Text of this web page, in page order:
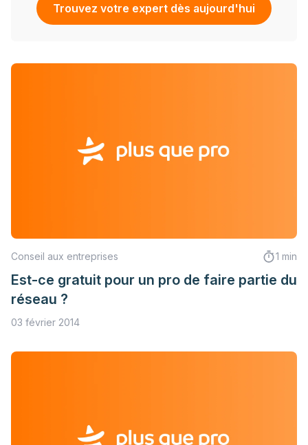
Trouvez votre expert dès aujourd'hui
Conseil aux entreprises 1 min
Est-ce gratuit pour un pro de faire partie du
réseau ?
03 février 2014